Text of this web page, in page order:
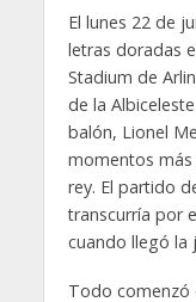
El lunes 22 de
letras doradas
Stadium de
de la
balón, Lionel
momentos
rey. El partido
transcurría por
cuando llegó la
Todo comenzó